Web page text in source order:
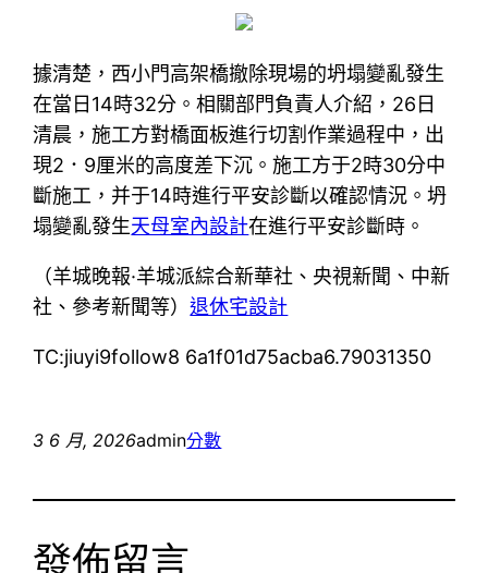
據清楚，西小門高架橋撤除現場的坍塌變亂發生
在當日14時32分。相關部門負責人介紹，26日
清晨，施工方對橋面板進行切割作業過程中，出
現2．9厘米的高度差下沉。施工方于2時30分中
斷施工，并于14時進行平安診斷以確認情況。坍
塌變亂發生天母室內設計在進行平安診斷時。
（羊城晚報·羊城派綜合新華社、央視新聞、中新
社、參考新聞等）退休宅設計
TC:jiuyi9follow8 6a1f01d75acba6.79031350
3 6 月, 2026admin分數